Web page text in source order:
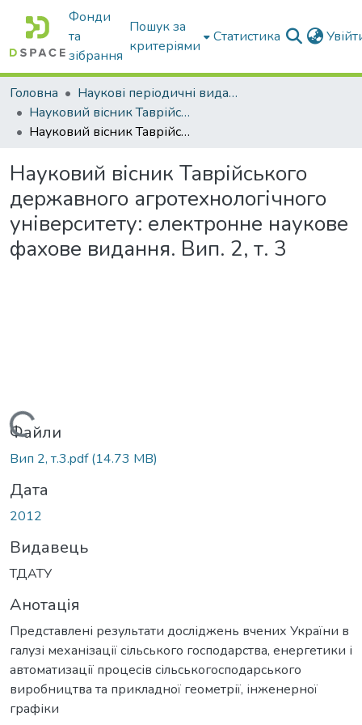
Фонди
та
зібрання
Пошук за
критеріями
Статистика
Головна
Наукові періодичні видання ТДАТУ
Науковий вісник Таврійського державного агротехнологічного університету
Науковий вісник Таврійського державного агротехнологічного університету: електронне наукове фахове видання. Вип. 2, т. 3
Науковий вісник Таврійського
державного агротехнологічного
університету: електронне наукове
фахове видання. Вип. 2, т. 3
Вантажиться...
Файли
Вип 2, т.3.pdf(14.73 MB)
Дата
2012
Видавець
ТДАТУ
Анотація
Представлені результати досліджень вчених України в
галузі механізації сільського господарства, енергетики і
автоматизації процесів сільськогосподарського
виробництва та прикладної геометрії, інженерної
графіки